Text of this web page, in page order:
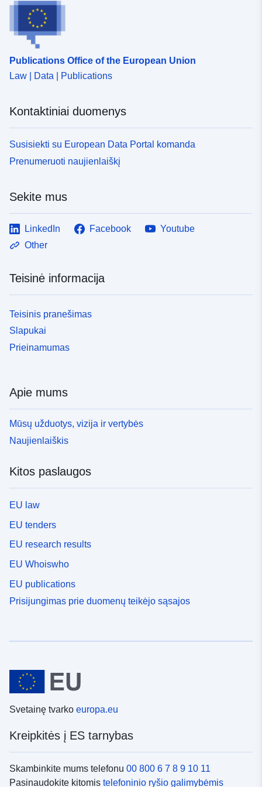
Publications Office of the European Union
Law | Data | Publications
Kontaktiniai duomenys
Susisiekti su European Data Portal komanda
Prenumeruoti naujienlaiškį
Sekite mus
LinkedIn Facebook
Youtube
Other
Teisinė informacija
Teisinis pranešimas
Slapukai
Prieinamumas
Apie mums
Mūsų užduotys, vizija ir vertybės
Naujienlaiškis
Kitos paslaugos
EU law
EU tenders
EU research results
EU Whoiswho
EU publications
Prisijungimas prie duomenų teikėjo sąsajos
Svetainę tvarko europa.eu
Kreipkitės į ES tarnybas
Skambinkite mums telefonu 00 800 6 7 8 9 10 11
Pasinaudokite kitomis telefoninio ryšio galimybėmis